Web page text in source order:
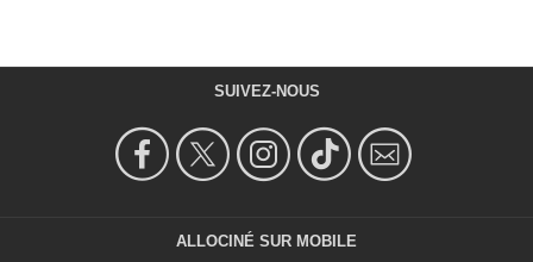
SUIVEZ-NOUS
ALLOCINÉ SUR MOBILE